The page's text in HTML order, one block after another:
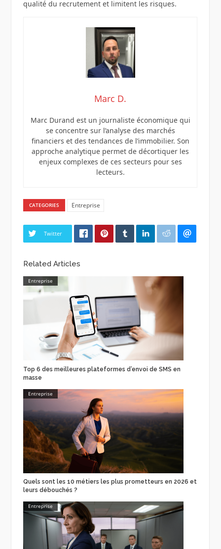
qualité du recrutement et limitent les risques.
Marc D.
Marc Durand est un journaliste économique qui
se concentre sur l’analyse des marchés
financiers et des tendances de l’immobilier. Son
approche analytique permet de décortiquer les
enjeux complexes de ces secteurs pour ses
lecteurs.
CATEGORIES Entreprise
Twitter
Related Articles
Entreprise
Top 6 des meilleures plateformes d’envoi de SMS en
masse
Entreprise
Quels sont les 10 métiers les plus prometteurs en 2026 et
leurs débouchés ?
Entreprise